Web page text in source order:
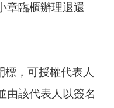
章臨櫃辦理退還
，可授權代表人
由該代表人以簽名